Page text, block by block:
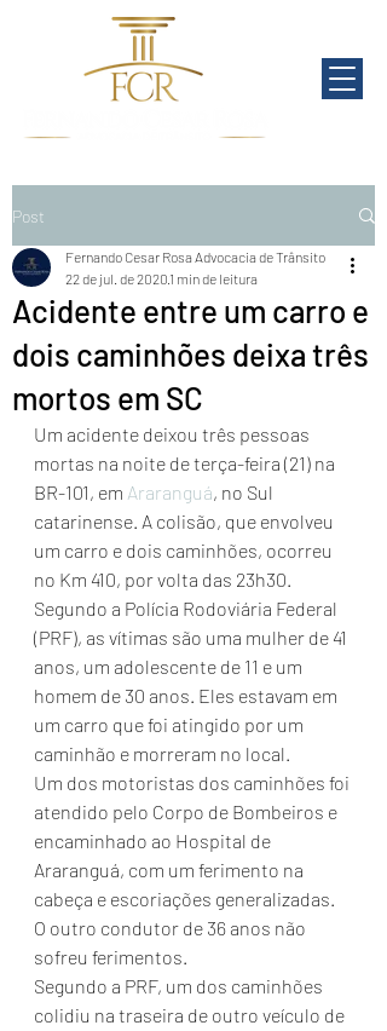
Post
Acidente entre um carro e
dois caminhões deixa três
mortos em SC
Fernando Cesar Rosa Advocacia de Trânsito
22 de jul. de 2020 1 min de leitura
Um acidente deixou três pessoas
mortas na noite de terça-feira (21) na
BR-101, em Araranguá, no Sul
catarinense. A colisão, que envolveu
um carro e dois caminhões, ocorreu
no Km 410, por volta das 23h30.
Segundo a Polícia Rodoviária Federal
(PRF), as vítimas são uma mulher de 41
anos, um adolescente de 11 e um
homem de 30 anos. Eles estavam em
um carro que foi atingido por um
caminhão e morreram no local.
Um dos motoristas dos caminhões foi
atendido pelo Corpo de Bombeiros e
encaminhado ao Hospital de
Araranguá, com um ferimento na
cabeça e escoriações generalizadas.
O outro condutor de 36 anos não
sofreu ferimentos.
Segundo a PRF, um dos caminhões
colidiu na traseira de outro veículo de